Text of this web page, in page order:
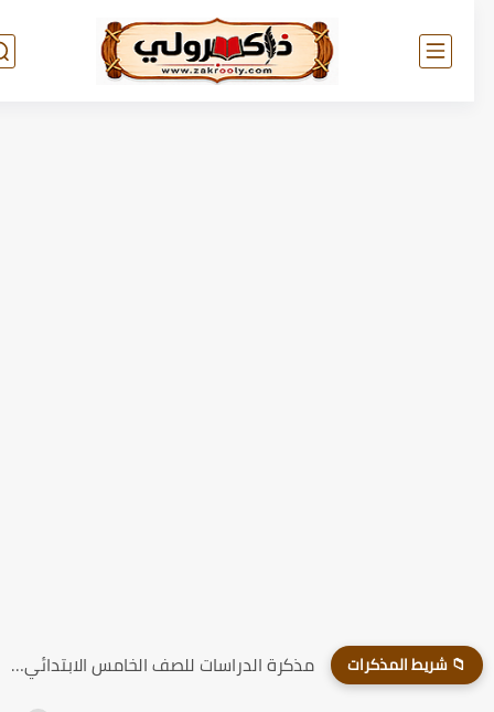
📁 شريط المذكرات مذكرة الدراسات للصف الخامس الابتدائي الترم الاول 2026